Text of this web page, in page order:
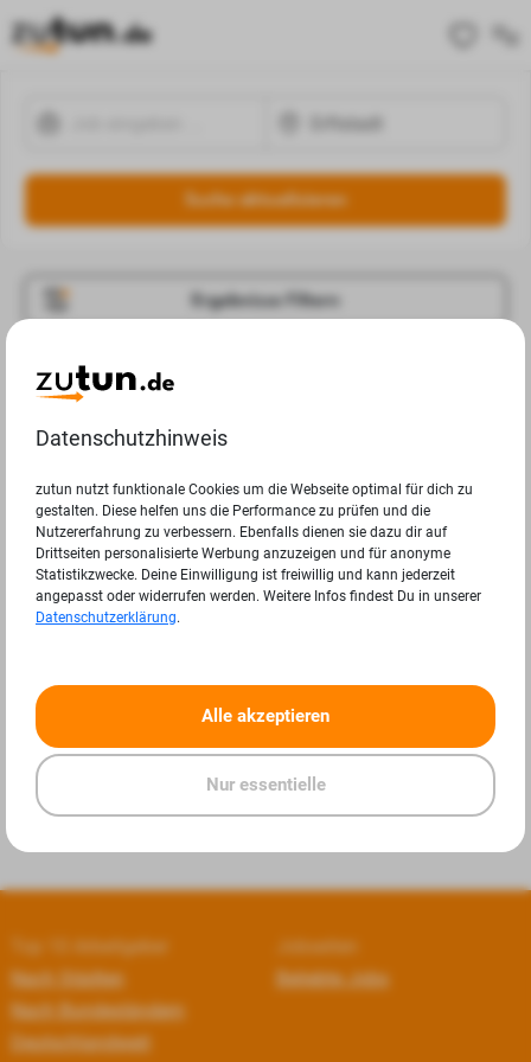
Suche aktualisieren
Ergebnisse Filtern
Jobangebote
Ergebnisse.
« »
Top 10 Arbeitgeber
Nach Städten
Nach Bundesländern
Deutschlandweit
Jobseiten
Beliebte Jobs
Datenschutzhinweis
zutun nutzt funktionale Cookies um die Webseite optimal für dich zu
gestalten. Diese helfen uns die Performance zu prüfen und die
Nutzererfahrung zu verbessern. Ebenfalls dienen sie dazu dir auf
Drittseiten personalisierte Werbung anzuzeigen und für anonyme
Statistikzwecke. Deine Einwilligung ist freiwillig und kann jederzeit
angepasst oder widerrufen werden. Weitere Infos findest Du in unserer
Datenschutzerklärung.
Alle akzeptieren
Nur essentielle